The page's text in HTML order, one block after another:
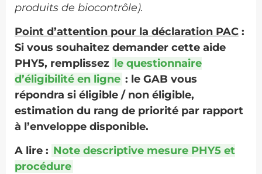
produits de biocontrôle).
Point d’attention pour la déclaration PAC :
Si vous souhaitez demander cette aide
PHY5, remplissez le questionnaire
d’éligibilité en ligne : le GAB vous
répondra si éligible / non éligible,
estimation du rang de priorité par rapport
à l’enveloppe disponible.
A lire : Note descriptive mesure PHY5 et
procédure